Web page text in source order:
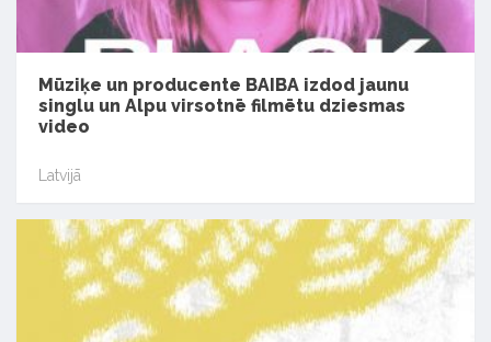
Mūziķe un producente BAIBA izdod jaunu
singlu un Alpu virsotnē filmētu dziesmas
video
Latvijā